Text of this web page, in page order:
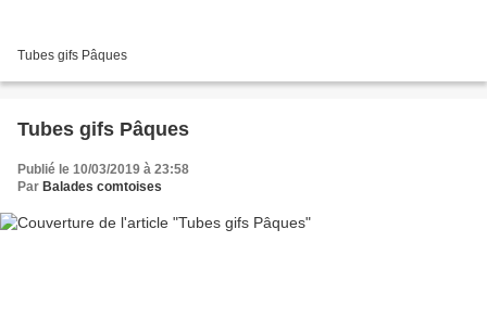
Tubes gifs Pâques
Tubes gifs Pâques
Publié le 10/03/2019 à 23:58
Par Balades comtoises